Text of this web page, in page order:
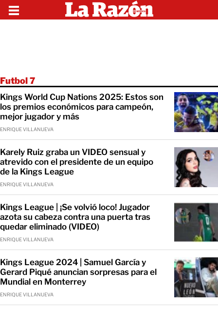
Futbol 7
Kings World Cup Nations 2025: Estos son
los premios económicos para campeón,
mejor jugador y más
ENRIQUE VILLANUEVA
Karely Ruiz graba un VIDEO sensual y
atrevido con el presidente de un equipo
de la Kings League
ENRIQUE VILLANUEVA
Kings League | ¡Se volvió loco! Jugador
azota su cabeza contra una puerta tras
quedar eliminado (VIDEO)
ENRIQUE VILLANUEVA
Kings League 2024 | Samuel García y
Gerard Piqué anuncian sorpresas para el
Mundial en Monterrey
ENRIQUE VILLANUEVA